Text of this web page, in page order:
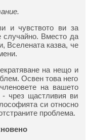
и чувството ви за
случайно. Вместо да
Вселената казва, че
на нещо и
Освен това него
на вашето
- чрез щастливия ви
си относно
проблема.